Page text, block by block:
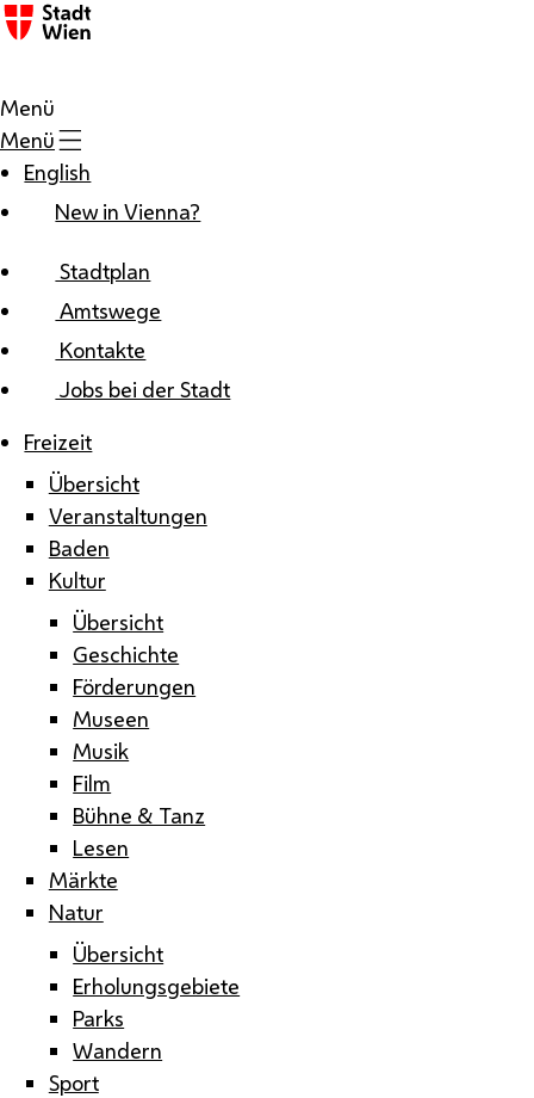
Zum Inhalt
Menü
Menü
English
New in Vienna?
Stadtplan
Amtswege
Kontakte
Jobs bei der Stadt
Freizeit
Übersicht
Veranstaltungen
Baden
Kultur
Übersicht
Geschichte
Förderungen
Museen
Musik
Film
Bühne & Tanz
Lesen
Märkte
Natur
Übersicht
Erholungsgebiete
Parks
Wandern
Sport